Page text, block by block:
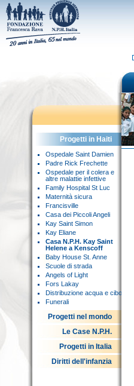
Progetti in Haiti
Ospedale Saint Damien
Padre Rick Frechette
Ospedale per il colera e
altre malattie infettive
Family Hospital St Luc
Maternità sicura
Francisville
Casa dei Piccoli Angeli
Kay Saint Simon
Kay Eliane
Casa N.P.H. Kay Saint
Helene a Kenscoff
Baby House St. Anne
Scuole di strada
Angels of Light
Fors Lakay
Distribuzione acqua e cibo
Funerali
Progetti nel mondo
Le Case N.P.H.
Progetti in Italia
Diritti dell'infanzia